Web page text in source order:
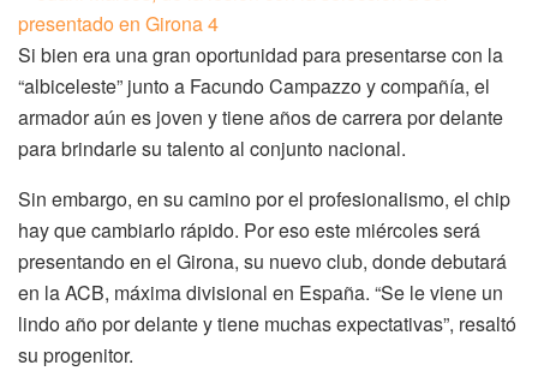
Si bien era una gran oportunidad para presentarse con la
“albiceleste” junto a Facundo Campazzo y compañía, el
armador aún es joven y tiene años de carrera por delante
para brindarle su talento al conjunto nacional.
Sin embargo, en su camino por el profesionalismo, el chip
hay que cambiarlo rápido. Por eso este miércoles será
presentando en el Girona, su nuevo club, donde debutará
en la ACB, máxima divisional en España. “Se le viene un
lindo año por delante y tiene muchas expectativas”, resaltó
su progenitor.